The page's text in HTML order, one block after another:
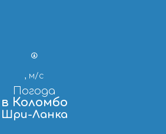
, м/с
Погода
в Коломбо
Шри-Ланка